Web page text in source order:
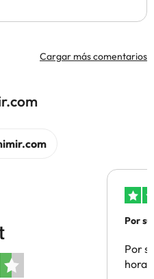
Cargar más comentarios
Por
Por
hora